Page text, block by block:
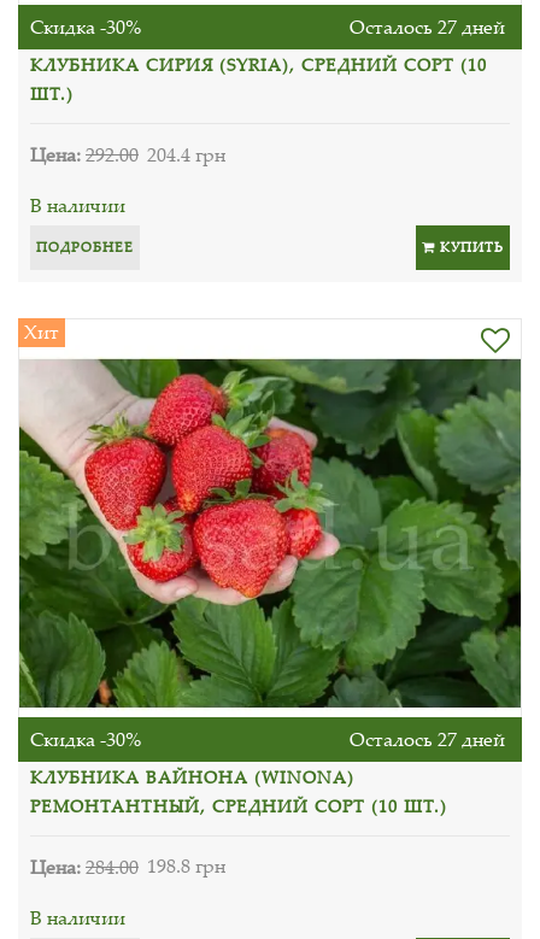
Скидка -30% Осталось 27 дней
КЛУБНИКА СИРИЯ (SYRIA), СРЕДНИЙ СОРТ (10
ШТ.)
Цена:292.00 204.4 грн
В наличии
ПОДРОБНЕЕ КУПИТЬ
Хит
Скидка -30% Осталось 27 дней
КЛУБНИКА ВАЙНОНА (WINONA)
РЕМОНТАНТНЫЙ, СРЕДНИЙ СОРТ (10 ШТ.)
Цена:284.00 198.8 грн
В наличии